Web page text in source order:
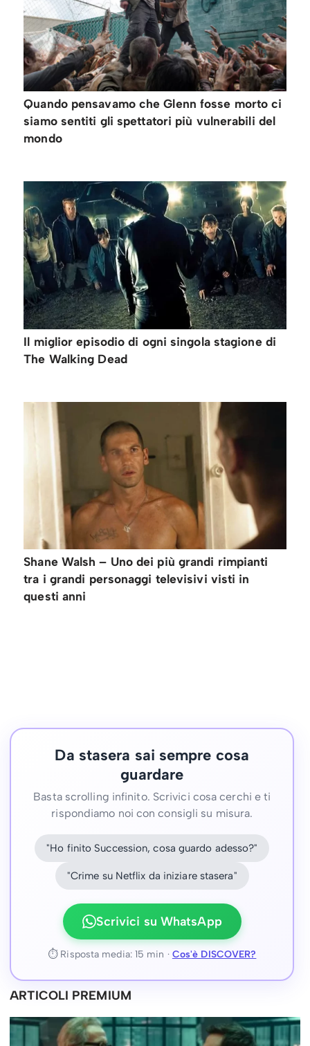
Quando pensavamo che Glenn fosse morto ci
siamo sentiti gli spettatori più vulnerabili del
mondo
Il miglior episodio di ogni singola stagione di
The Walking Dead
Shane Walsh – Uno dei più grandi rimpianti
tra i grandi personaggi televisivi visti in
questi anni
Da stasera sai sempre cosa
guardare
Basta scrolling infinito. Scrivici cosa cerchi e ti
rispondiamo noi con consigli su misura.
"Ho finito Succession, cosa guardo adesso?"
"Crime su Netflix da iniziare stasera"
Scrivici su WhatsApp
⏱ Risposta media: 15 min · Cos'è DISCOVER?
ARTICOLI PREMIUM